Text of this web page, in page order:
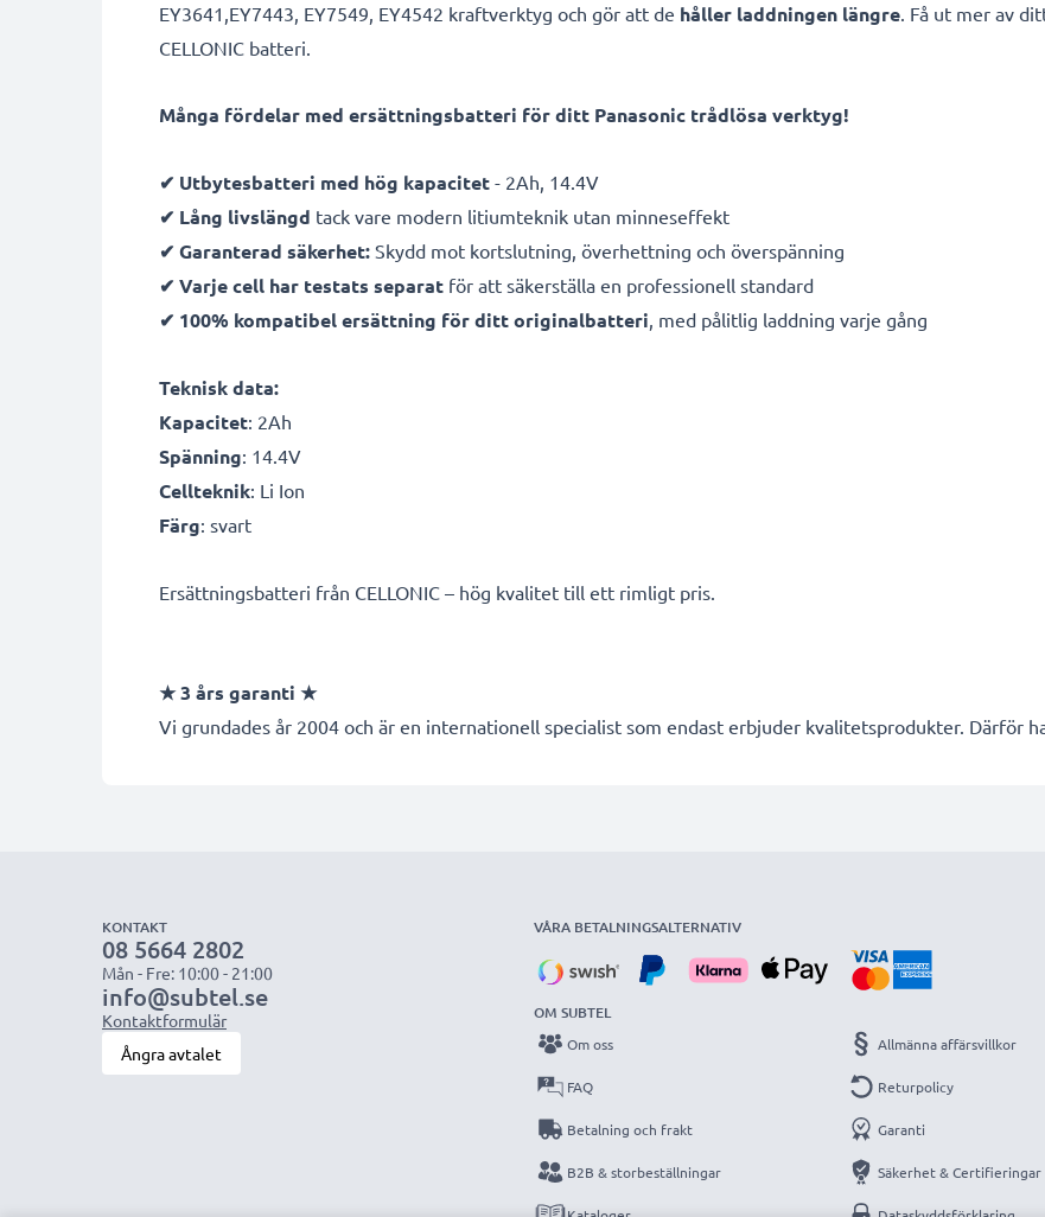
EY3641,EY7443, EY7549, EY4542 kraftverktyg och gör att de håller laddningen längre. Få ut mer av
CELLONIC batteri.
Många fördelar med ersättningsbatteri för ditt Panasonic trådlösa verktyg!
✔ Utbytesbatteri med hög kapacitet - 2Ah, 14.4V
✔ Lång livslängd tack vare modern litiumteknik utan minneseffekt
✔ Garanterad säkerhet: Skydd mot kortslutning, överhettning och överspänning
✔ Varje cell har testats separat för att säkerställa en professionell standard
✔ 100% kompatibel ersättning för ditt originalbatteri, med pålitlig laddning varje gång
Teknisk data:
Kapacitet: 2Ah
Spänning: 14.4V
Cellteknik: Li Ion
Färg: svart
Ersättningsbatteri från CELLONIC – hög kvalitet till ett rimligt pris.
★3 års garanti ★
Vi grundades år 2004 och är en internationell specialist som endast erbjuder kvalitetsprodukter. Därför
KONTAKT
08 5664 2802
Mån - Fre: 10:00 - 21:00
info@subtel.se
Kontaktformulär
Ångra avtalet
VÅRA BETALNINGSALTERNATIV
OM SUBTEL
Om oss
FAQ
Betalning och frakt
B2B & storbeställningar
Allmänna affärsvillkor
Returpolicy
Garanti
Säkerhet & Certifieringar